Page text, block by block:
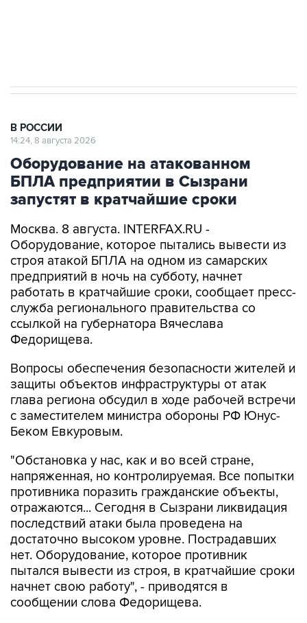
В РОССИИ
14:24, 8 августа 2026
Оборудование на атакованном
БПЛА предприятии в Сызрани
запустят в кратчайшие сроки
Москва. 8 августа. INTERFAX.RU -
Оборудование, которое пытались вывести из
строя атакой БПЛА на одном из самарских
предприятий в ночь на субботу, начнет
работать в кратчайшие сроки, сообщает пресс-
служба регионального правительства со
ссылкой на губернатора Вячеслава
Федорищева.
Вопросы обеспечения безопасности жителей и
защиты объектов инфраструктуры от атак
глава региона обсудил в ходе рабочей встречи
с заместителем министра обороны РФ Юнус-
Беком Евкуровым.
"Обстановка у нас, как и во всей стране,
напряженная, но контролируемая. Все попытки
противника поразить гражданские объекты,
отражаются... Сегодня в Сызрани ликвидация
последствий атаки была проведена на
достаточно высоком уровне. Пострадавших
нет. Оборудование, которое противник
пытался вывести из строя, в кратчайшие сроки
начнет свою работу", - приводятся в
сообщении слова Федорищева.